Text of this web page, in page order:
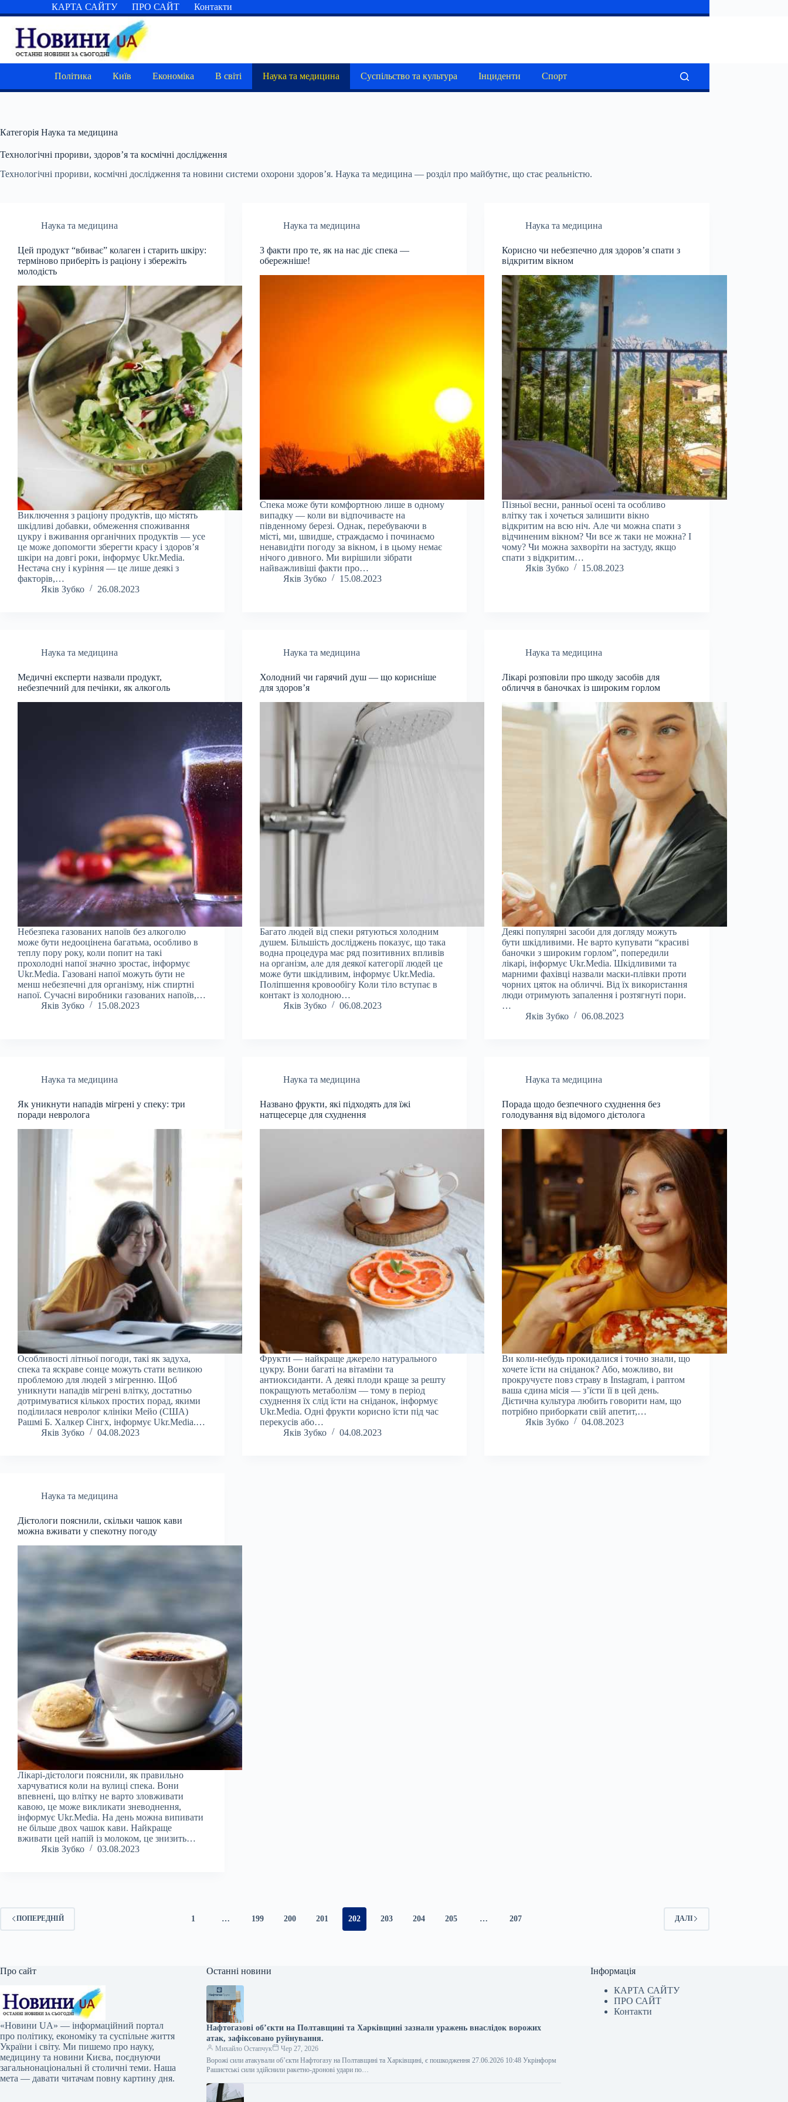
до
вмісту
КАРТА САЙТУ ПРО САЙТ Контакти
Політика Київ Економіка В світі Наука та медицина Суспільство та культура Інциденти Спорт
Категорія Наука та медицина
Технологічні прориви, здоров’я та космічні дослідження
Технологічні прориви, космічні дослідження та новини системи охорони здоров’я. Наука та медицина — розділ про майбутнє, що стає реальністю.
Наука та медицина
Цей продукт “вбиває” колаген і старить шкіру:
терміново приберіть із раціону і збережіть
молодість
Виключення з раціону продуктів, що містять
шкідливі добавки, обмеження споживання
цукру і вживання органічних продуктів — усе
це може допомогти зберегти красу і здоров’я
шкіри на довгі роки, інформує Ukr.Media.
Нестача сну і куріння — це лише деякі з
факторів,…
Яків Зубко
26.08.2023
Наука та медицина
3 факти про те, як на нас діє спека —
обережніше!
Спека може бути комфортною лише в одному
випадку — коли ви відпочиваєте на
південному березі. Однак, перебуваючи в
місті, ми, швидше, страждаємо і починаємо
ненавидіти погоду за вікном, і в цьому немає
нічого дивного. Ми вирішили зібрати
найважливіші факти про…
Яків Зубко
15.08.2023
Наука та медицина
Корисно чи небезпечно для здоров’я спати з
відкритим вікном
Пізньої весни, ранньої осені та особливо
влітку так і хочеться залишити вікно
відкритим на всю ніч. Але чи можна спати з
відчиненим вікном? Чи все ж таки не можна? І
чому? Чи можна захворіти на застуду, якщо
спати з відкритим…
Яків Зубко
15.08.2023
Наука та медицина
Медичні експерти назвали продукт,
небезпечний для печінки, як алкоголь
Небезпека газованих напоїв без алкоголю
може бути недооцінена багатьма, особливо в
теплу пору року, коли попит на такі
прохолодні напої значно зростає, інформує
Ukr.Media. Газовані напої можуть бути не
менш небезпечні для організму, ніж спиртні
напої. Сучасні виробники газованих напоїв,…
Яків Зубко
15.08.2023
Наука та медицина
Холодний чи гарячий душ — що корисніше
для здоров’я
Багато людей від спеки рятуються холодним
душем. Більшість досліджень показує, що така
водна процедура має ряд позитивних впливів
на організм, але для деякої категорії людей це
може бути шкідливим, інформує Ukr.Media.
Поліпшення кровообігу Коли тіло вступає в
контакт із холодною…
Яків Зубко
06.08.2023
Наука та медицина
Лікарі розповіли про шкоду засобів для
обличчя в баночках із широким горлом
Деякі популярні засоби для догляду можуть
бути шкідливими. Не варто купувати “красиві
баночки з широким горлом”, попередили
лікарі, інформує Ukr.Media. Шкідливими та
марними фахівці назвали маски-плівки проти
чорних цяток на обличчі. Від їх використання
люди отримують запалення і розтягнуті пори.
…
Яків Зубко
06.08.2023
Наука та медицина
Як уникнути нападів мігрені у спеку: три
поради невролога
Особливості літньої погоди, такі як задуха,
спека та яскраве сонце можуть стати великою
проблемою для людей з мігренню. Щоб
уникнути нападів мігрені влітку, достатньо
дотримуватися кількох простих порад, якими
поділилася невролог клініки Мейо (США)
Рашмі Б. Халкер Сінгх, інформує Ukr.Media.…
Яків Зубко
04.08.2023
Наука та медицина
Названо фрукти, які підходять для їжі
натщесерце для схуднення
Фрукти — найкраще джерело натурального
цукру. Вони багаті на вітаміни та
антиоксиданти. А деякі плоди краще за решту
покращують метаболізм — тому в період
схуднення їх слід їсти на сніданок, інформує
Ukr.Media. Одні фрукти корисно їсти під час
перекусів або…
Яків Зубко
04.08.2023
Наука та медицина
Порада щодо безпечного схуднення без
голодування від відомого дієтолога
Ви коли-небудь прокидалися і точно знали, що
хочете їсти на сніданок? Або, можливо, ви
прокручуєте повз страву в Instagram, і раптом
ваша єдина місія — з’їсти її в цей день.
Дієтична культура любить говорити нам, що
потрібно приборкати свій апетит,…
Яків Зубко
04.08.2023
Наука та медицина
Дієтологи пояснили, скільки чашок кави
можна вживати у спекотну погоду
Лікарі-дієтологи пояснили, як правильно
харчуватися коли на вулиці спека. Вони
впевнені, що влітку не варто зловживати
кавою, це може викликати зневоднення,
інформує Ukr.Media. На день можна випивати
не більше двох чашок кави. Найкраще
вживати цей напій із молоком, це знизить…
Яків Зубко
03.08.2023
ПОПЕРЕДНІЙ 1 … 199 200 201 202 203 204 205 … 207 ДАЛІ
Про сайт
«Новини UA» — інформаційний портал
про політику, економіку та суспільне життя
України і світу. Ми пишемо про науку,
медицину та новини Києва, поєднуючи
загальнонаціональні й столичні теми. Наша
мета — давати читачам повну картину дня.
Останні новини
Нафтогазові об’єкти на Полтавщині та Харківщині зазнали уражень внаслідок ворожих
атак, зафіксовано руйнування.
Михайло Остапчук
Чер 27, 2026
Ворожі сили атакували об’єкти Нафтогазу на Полтавщині та Харківщині, є пошкодження 27.06.2026 10:48 Укрінформ
Рашистські сили здійснили ракетно-дронові удари по…
Інформація
КАРТА САЙТУ
ПРО САЙТ
Контакти